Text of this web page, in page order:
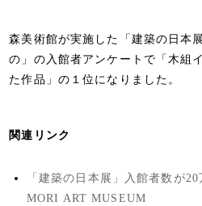
森美術館が実施した「建築の日本
の」の入館者アンケートで「木組
た作品」の１位になりました。
関連リンク
「建築の日本展」入館者数が
MORI ART MUSEUM